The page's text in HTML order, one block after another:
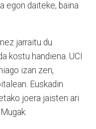
egon daiteke, baina
jarraitu du.
kostu handiena. UCI
izan zen,
Euskadin
joera jaisten ari